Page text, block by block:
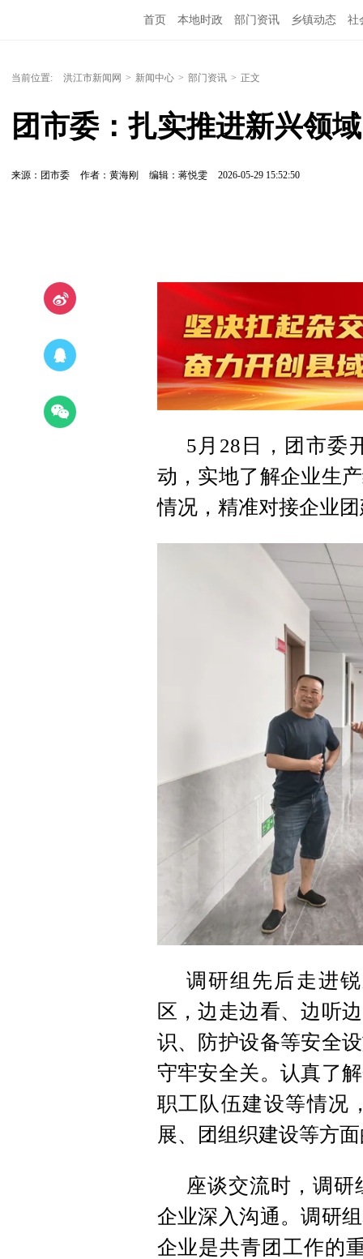
首页 本地时政 部门资讯 乡镇动态 社
当前位置: 洪江市新闻网 > 新闻中心 > 部门资讯 > 正文
团市委：扎实推进新兴领
来源：团市委 作者：黄海刚 编辑：蒋悦雯 2026-05-29 15:52:50
5月28日，团市委
动，实地了解企业生
情况，精准对接企业
调研组先后走进
区，边走边看、边听
识、防护设备等安全
守牢安全关。认真了
职工队伍建设等情况
展、团组织建设等方
座谈交流时，调
企业深入沟通。调研
企业是共青团工作的